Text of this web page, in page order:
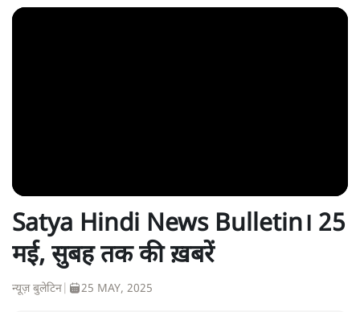
Satya Hindi News Bulletin। 25
मई, सुबह तक की ख़बरें
न्यूज़ बुलेटिन 25 MAY, 2025